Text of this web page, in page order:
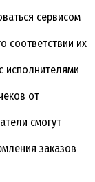
сервисом
соответствии их
исполнителями
от
смогут
заказов